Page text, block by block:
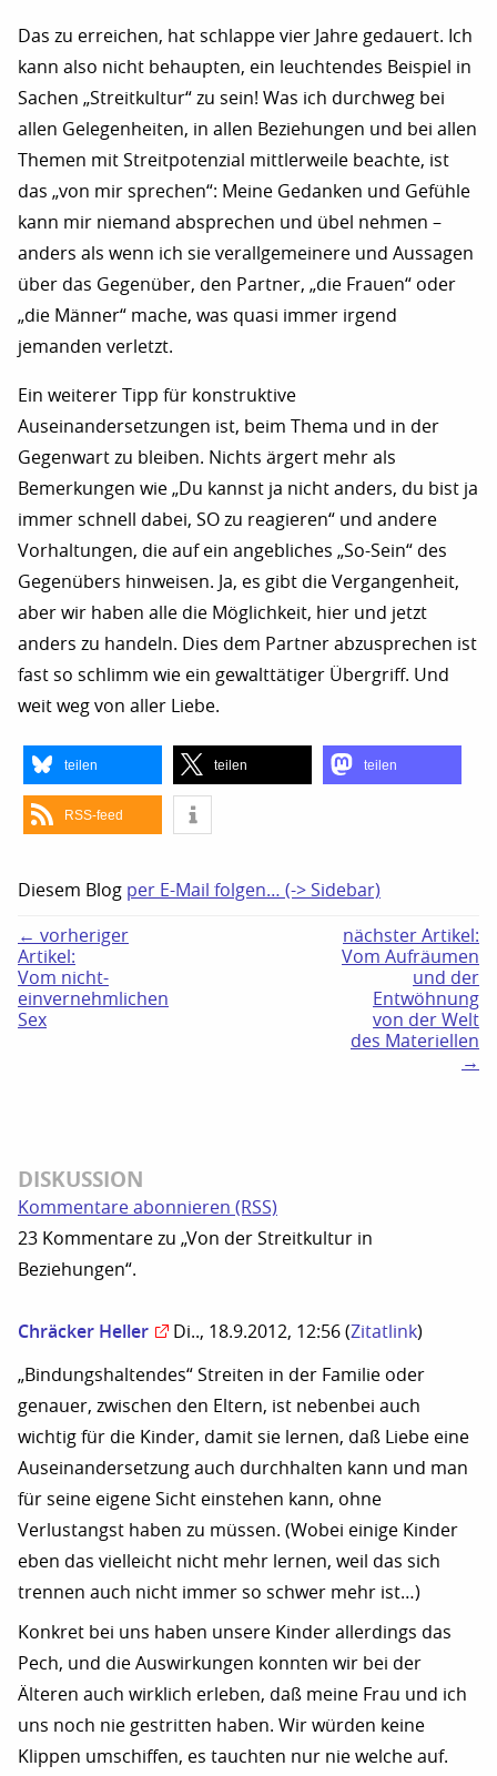
Das zu erreichen, hat schlappe vier Jahre gedauert. Ich
kann also nicht behaupten, ein leuchtendes Beispiel in
Sachen „Streitkultur“ zu sein! Was ich durchweg bei
allen Gelegenheiten, in allen Beziehungen und bei allen
Themen mit Streitpotenzial mittlerweile beachte, ist
das „von mir sprechen“: Meine Gedanken und Gefühle
kann mir niemand absprechen und übel nehmen –
anders als wenn ich sie verallgemeinere und Aussagen
über das Gegenüber, den Partner, „die Frauen“ oder
„die Männer“ mache, was quasi immer irgend
jemanden verletzt.
Ein weiterer Tipp für konstruktive
Auseinandersetzungen ist, beim Thema und in der
Gegenwart zu bleiben. Nichts ärgert mehr als
Bemerkungen wie „Du kannst ja nicht anders, du bist ja
immer schnell dabei, SO zu reagieren“ und andere
Vorhaltungen, die auf ein angebliches „So-Sein“ des
Gegenübers hinweisen. Ja, es gibt die Vergangenheit,
aber wir haben alle die Möglichkeit, hier und jetzt
anders zu handeln. Dies dem Partner abzusprechen ist
fast so schlimm wie ein gewalttätiger Übergriff. Und
weit weg von aller Liebe.
teilen teilen teilen
RSS-feed
Diesem Blog per E-Mail folgen… (-> Sidebar)
← vorheriger
Artikel:
Vom nicht-
einvernehmlichen
Sex
nächster Artikel:
Vom Aufräumen
und der
Entwöhnung
von der Welt
des Materiellen
→
DISKUSSION
Kommentare abonnieren (RSS)
23 Kommentare zu „Von der Streitkultur in
Beziehungen“.
Chräcker Heller Di.., 18.9.2012, 12:56 (Zitatlink)
„Bindungshaltendes“ Streiten in der Familie oder
genauer, zwischen den Eltern, ist nebenbei auch
wichtig für die Kinder, damit sie lernen, daß Liebe eine
Auseinandersetzung auch durchhalten kann und man
für seine eigene Sicht einstehen kann, ohne
Verlustangst haben zu müssen. (Wobei einige Kinder
eben das vielleicht nicht mehr lernen, weil das sich
trennen auch nicht immer so schwer mehr ist…)
Konkret bei uns haben unsere Kinder allerdings das
Pech, und die Auswirkungen konnten wir bei der
Älteren auch wirklich erleben, daß meine Frau und ich
uns noch nie gestritten haben. Wir würden keine
Klippen umschiffen, es tauchten nur nie welche auf.